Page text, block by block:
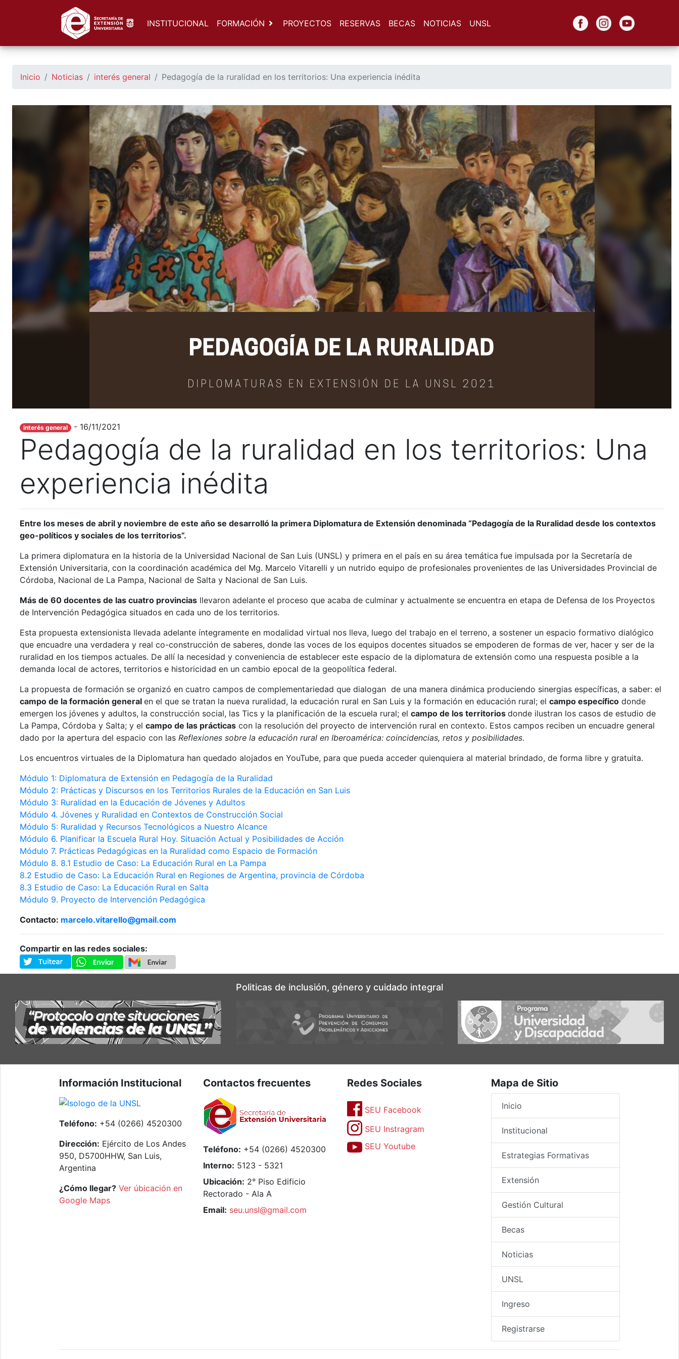
https://seu.unsl.edu.ar/
INSTITUCIONAL
FORMACIÓN PROYECTOS RESERVAS BECAS NOTICIAS UNSL
Inicio Noticias interés general Pedagogía de la ruralidad en los territorios: Una experiencia inédita
interés general - 16/11/2021
Pedagogía de la ruralidad en los territorios: Una
experiencia inédita
Entre los meses de abril y noviembre de este año se desarrolló la primera Diplomatura de Extensión denominada “Pedagogía de la Ruralidad desde los contextos
geo-políticos y sociales de los territorios”.
La primera diplomatura en la historia de la Universidad Nacional de San Luis (UNSL) y primera en el país en su área temática fue impulsada por la Secretaría de
Extensión Universitaria, con la coordinación académica del Mg. Marcelo Vitarelli y un nutrido equipo de profesionales provenientes de las Universidades Provincial de
Córdoba, Nacional de La Pampa, Nacional de Salta y Nacional de San Luis.
Más de 60 docentes de las cuatro provincias llevaron adelante el proceso que acaba de culminar y actualmente se encuentra en etapa de Defensa de los Proyectos
de Intervención Pedagógica situados en cada uno de los territorios.
Esta propuesta extensionista llevada adelante íntegramente en modalidad virtual nos lleva, luego del trabajo en el terreno, a sostener un espacio formativo dialógico
que encuadre una verdadera y real co-construcción de saberes, donde las voces de los equipos docentes situados se empoderen de formas de ver, hacer y ser de la
ruralidad en los tiempos actuales. De allí la necesidad y conveniencia de establecer este espacio de la diplomatura de extensión como una respuesta posible a la
demanda local de actores, territorios e historicidad en un cambio epocal de la geopolítica federal.
La propuesta de formación se organizó en cuatro campos de complementariedad que dialogan de una manera dinámica produciendo sinergias específicas, a saber: el
campo de la formación general en el que se tratan la nueva ruralidad, la educación rural en San Luis y la formación en educación rural; el campo específico donde
emergen los jóvenes y adultos, la construcción social, las Tics y la planificación de la escuela rural; el campo de los territorios donde ilustran los casos de estudio de
La Pampa, Córdoba y Salta; y el campo de las prácticas con la resolución del proyecto de intervención rural en contexto. Estos campos reciben un encuadre general
dado por la apertura del espacio con las Reflexiones sobre la educación rural en Iberoamérica: coincidencias, retos y posibilidades.
Los encuentros virtuales de la Diplomatura han quedado alojados en YouTube, para que pueda acceder quienquiera al material brindado, de forma libre y gratuita.
Módulo 1: Diplomatura de Extensión en Pedagogía de la Ruralidad
Módulo 2: Prácticas y Discursos en los Territorios Rurales de la Educación en San Luis
Módulo 3: Ruralidad en la Educación de Jóvenes y Adultos
Módulo 4. Jóvenes y Ruralidad en Contextos de Construcción Social
Módulo 5: Ruralidad y Recursos Tecnológicos a Nuestro Alcance
Módulo 6. Planificar la Escuela Rural Hoy. Situación Actual y Posibilidades de Acción
Módulo 7. Prácticas Pedagógicas en la Ruralidad como Espacio de Formación
Módulo 8. 8.1 Estudio de Caso: La Educación Rural en La Pampa
8.2 Estudio de Caso: La Educación Rural en Regiones de Argentina, provincia de Córdoba
8.3 Estudio de Caso: La Educación Rural en Salta
Módulo 9. Proyecto de Intervención Pedagógica
Contacto: marcelo.vitarello@gmail.com
Compartir en las redes sociales:
Politicas de inclusión, género y cuidado integral
Información Institucional
Teléfono: +54 (0266) 4520300
Dirección: Ejército de Los Andes
950, D5700HHW, San Luis,
Argentina
¿Cómo llegar? Ver úbicación en
Google Maps
Contactos frecuentes
Teléfono: +54 (0266) 4520300
Interno: 5123 - 5321
Ubicación: 2° Piso Edificio
Rectorado - Ala A
Email: seu.unsl@gmail.com
Redes Sociales
SEU Facebook
SEU Instragram
SEU Youtube
Mapa de Sitio
Inicio
Institucional
Estrategias Formativas
Extensión
Gestión Cultural
Becas
Noticias
UNSL
Ingreso
Registrarse